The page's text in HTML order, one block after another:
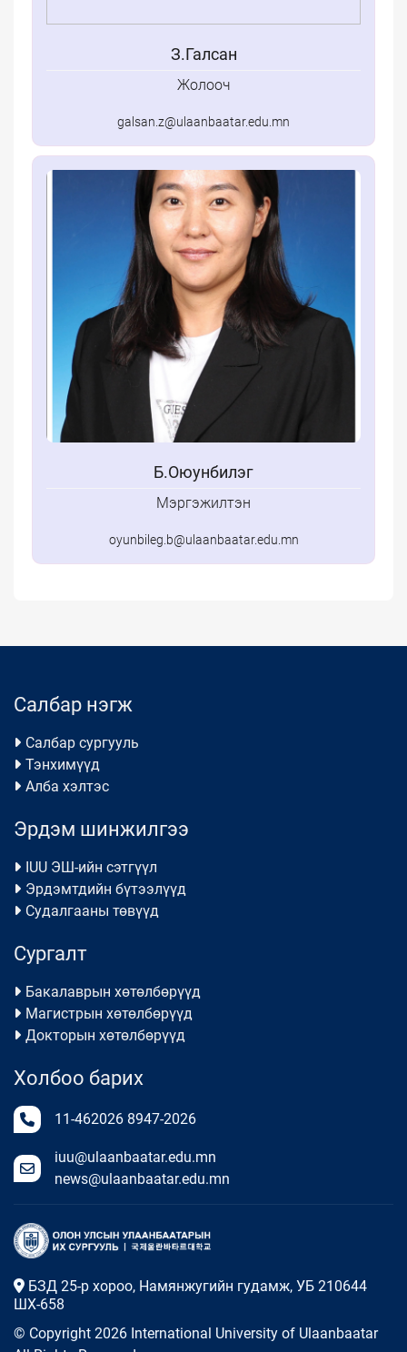
З.Галсан
Жолооч
galsan.z@ulaanbaatar.edu.mn
Б.Оюунбилэг
Мэргэжилтэн
oyunbileg.b@ulaanbaatar.edu.mn
Салбар нэгж
Салбар сургууль
Тэнхимүүд
Алба хэлтэс
Эрдэм шинжилгээ
IUU ЭШ-ийн сэтгүүл
Эрдэмтдийн бүтээлүүд
Судалгааны төвүүд
Сургалт
Бакалаврын хөтөлбөрүүд
Магистрын хөтөлбөрүүд
Докторын хөтөлбөрүүд
Холбоо барих
11-462026 8947-2026
iuu@ulaanbaatar.edu.mn
news@ulaanbaatar.edu.mn
БЗД 25-р хороо, Намянжугийн гудамж, УБ 210644
ШХ-658
© Copyright 2026 International University of Ulaanbaatar